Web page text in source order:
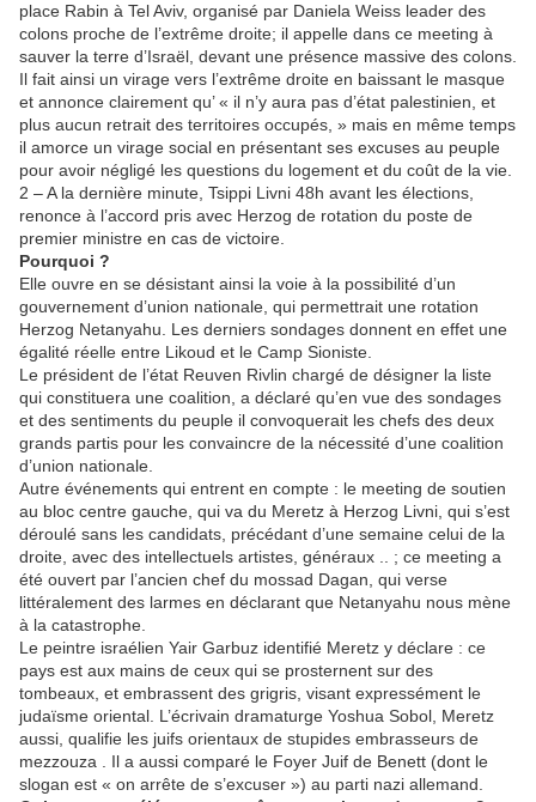
place Rabin à Tel Aviv, organisé par Daniela Weiss leader des
colons proche de l’extrême droite; il appelle dans ce meeting à
sauver la terre d’Israël, devant une présence massive des colons.
Il fait ainsi un virage vers l’extrême droite en baissant le masque
et annonce clairement qu’ « il n’y aura pas d’état palestinien, et
plus aucun retrait des territoires occupés, » mais en même temps
il amorce un virage social en présentant ses excuses au peuple
pour avoir négligé les questions du logement et du coût de la vie.
2 – A la dernière minute, Tsippi Livni 48h avant les élections,
renonce à l’accord pris avec Herzog de rotation du poste de
premier ministre en cas de victoire.
Pourquoi ?
Elle ouvre en se désistant ainsi la voie à la possibilité d’un
gouvernement d’union nationale, qui permettrait une rotation
Herzog Netanyahu. Les derniers sondages donnent en effet une
égalité réelle entre Likoud et le Camp Sioniste.
Le président de l’état Reuven Rivlin chargé de désigner la liste
qui constituera une coalition, a déclaré qu’en vue des sondages
et des sentiments du peuple il convoquerait les chefs des deux
grands partis pour les convaincre de la nécessité d’une coalition
d’union nationale.
Autre événements qui entrent en compte : le meeting de soutien
au bloc centre gauche, qui va du Meretz à Herzog Livni, qui s’est
déroulé sans les candidats, précédant d’une semaine celui de la
droite, avec des intellectuels artistes, généraux .. ; ce meeting a
été ouvert par l’ancien chef du mossad Dagan, qui verse
littéralement des larmes en déclarant que Netanyahu nous mène
à la catastrophe.
Le peintre israélien Yair Garbuz identifié Meretz y déclare : ce
pays est aux mains de ceux qui se prosternent sur des
tombeaux, et embrassent des grigris, visant expressément le
judaïsme oriental. L’écrivain dramaturge Yoshua Sobol, Meretz
aussi, qualifie les juifs orientaux de stupides embrasseurs de
mezzouza . Il a aussi comparé le Foyer Juif de Benett (dont le
slogan est « on arrête de s’excuser ») au parti nazi allemand.